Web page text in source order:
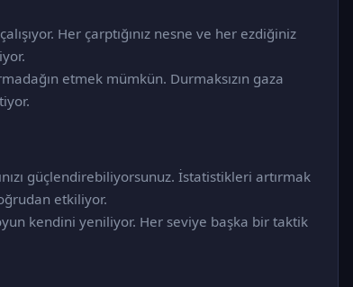
Her çarptığınız nesne ve her ezdiğiniz
etmek mümkün. Durmaksızın gaza
güçlendirebiliyorsunuz. İstatistikleri artırmak
etkiliyor.
kendini yeniliyor. Her seviye başka bir taktik